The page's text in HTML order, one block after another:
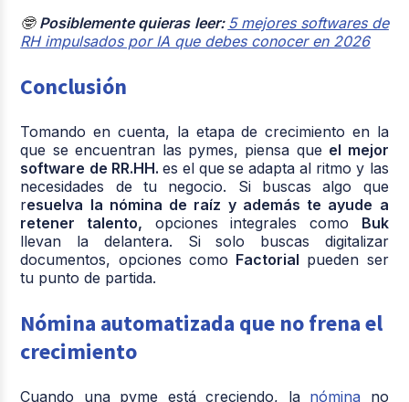
🤓 Posiblemente quieras leer: 5 mejores softwares de
RH impulsados por IA que debes conocer en 2026
Conclusión
Tomando en cuenta, la etapa de crecimiento en la
que se encuentran las pymes, piensa que el mejor
software de RR.HH. es el que se adapta al ritmo y las
necesidades de tu negocio. Si buscas algo que
resuelva la nómina de raíz y además te ayude a
retener talento, opciones integrales como Buk
llevan la delantera. Si solo buscas digitalizar
documentos, opciones como Factorial pueden ser
tu punto de partida.
Nómina automatizada que no frena el
crecimiento
Cuando una pyme está creciendo, la nómina no